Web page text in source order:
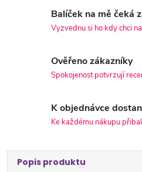
Balíček na mě čeká
Vyzvednu si ho kdy chci
Ověřeno zákazníky
Spokojenost potvrzují
K objednávce
Ke každému nákupu
Popis produktu